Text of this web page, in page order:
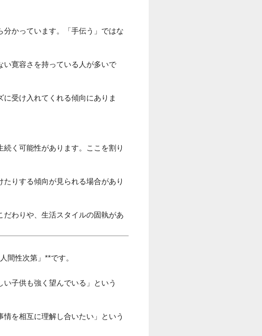
かっています。「手伝う」ではな
寛容さを持っている人が多いで
受け入れてくれる傾向にありま
く可能性があります。ここを割り
りする傾向が見られる場合があり
わりや、生活スタイルの固執があ
間性次第」**です。
子供も強く望んでいる」という
を相互に理解し合いたい」という